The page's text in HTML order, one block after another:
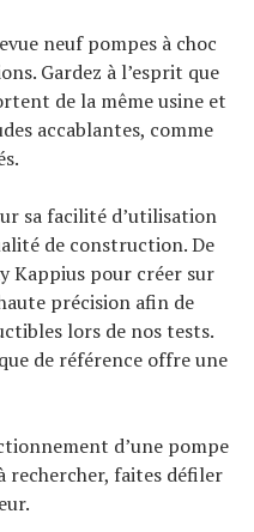
neuf pompes à choc
Gardez à l’esprit que
de la même usine et
accablantes, comme
sa facilité d’utilisation
de construction. De
Kappius pour créer sur
précision afin de
lors de nos tests.
de référence offre une
d’une pompe
rechercher, faites défiler